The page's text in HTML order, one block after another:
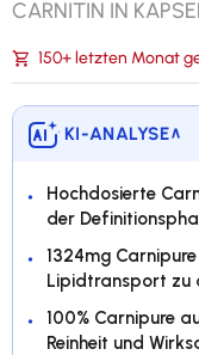
CARNITIN IN
150+ letzten Monat
KI-ANALYSE∨
Hochdosierte
der
1324mg
Lipidtransport zu
100% Carnipure
Reinheit und